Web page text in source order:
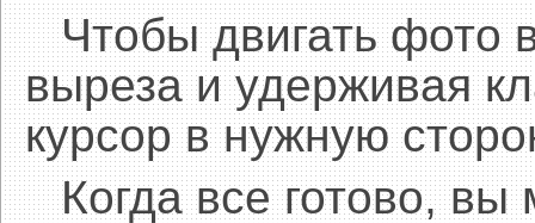
Чтобы двигать фото
выреза и удерживая
курсор в нужную
Когда все готово,